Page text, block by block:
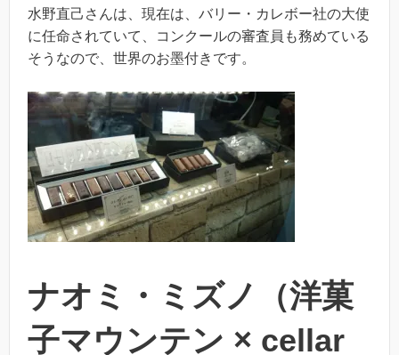
水野直己さんは、現在は、バリー・カレボー社の大使
に任命されていて、コンクールの審査員も務めている
そうなので、世界のお墨付きです。
ナオミ・ミズノ（洋菓
子マウンテン × cellar